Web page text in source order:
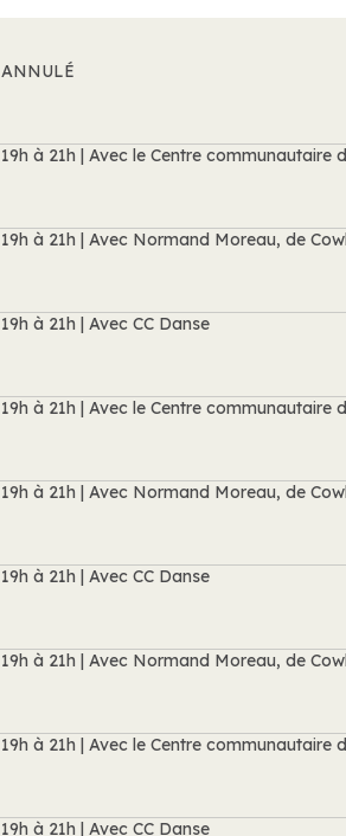
ANNULÉ
19h à 21h | Avec le Centre communautaire
19h à 21h | Avec Normand Moreau, de
19h à 21h | Avec CC Danse
19h à 21h | Avec le Centre communautaire
19h à 21h | Avec Normand Moreau, de
19h à 21h | Avec CC Danse
19h à 21h | Avec Normand Moreau, de
19h à 21h | Avec le Centre communautaire
19h à 21h | Avec CC Danse